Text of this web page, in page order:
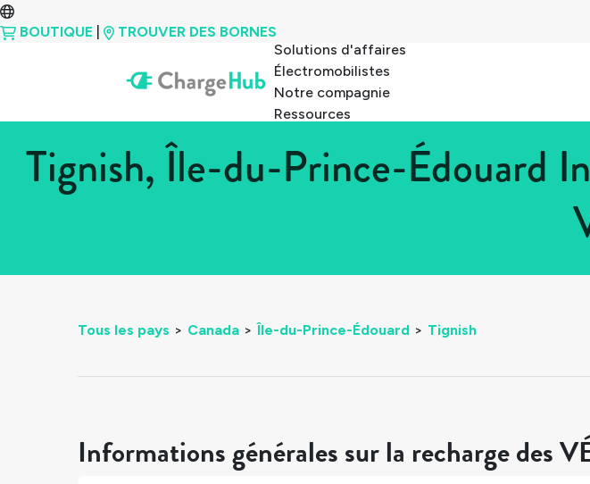
BOUTIQUE
TROUVER DES BORNES
Solutions d'affaires
Électromobilistes
Notre compagnie
Ressources
Tignish, Île-du-Prince-Édouard
Tous les pays > Canada > Île-du-Prince-Édouard > Tignish
Informations générales sur la recharge des